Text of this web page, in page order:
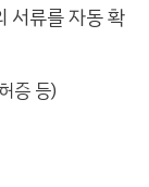
서류를 자동 확
증 등)